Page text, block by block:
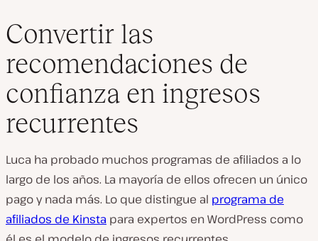
Convertir las
recomendaciones de
confianza en ingresos
recurrentes
Luca ha probado muchos programas de afiliados a lo
largo de los años. La mayoría de ellos ofrecen un único
pago y nada más. Lo que distingue al programa de
afiliados de Kinsta para expertos en WordPress como